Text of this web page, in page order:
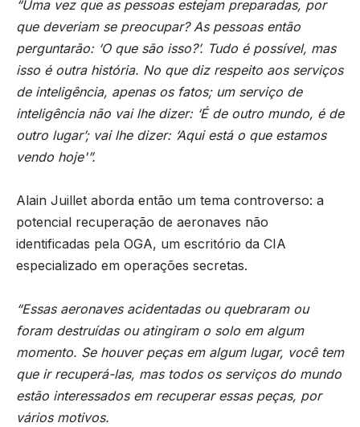
“Uma vez que as pessoas estejam preparadas, por
que deveriam se preocupar? As pessoas então
perguntarão: ‘O que são isso?’. Tudo é possível, mas
isso é outra história. No que diz respeito aos serviços
de inteligência, apenas os fatos; um serviço de
inteligência não vai lhe dizer: ‘É de outro mundo, é de
outro lugar’; vai lhe dizer: ‘Aqui está o que estamos
vendo hoje'”.
Alain Juillet aborda então um tema controverso: a
potencial recuperação de aeronaves não
identificadas pela OGA, um escritório da CIA
especializado em operações secretas.
“Essas aeronaves acidentadas ou quebraram ou
foram destruídas ou atingiram o solo em algum
momento. Se houver peças em algum lugar, você tem
que ir recuperá-las, mas todos os serviços do mundo
estão interessados em recuperar essas peças, por
vários motivos.